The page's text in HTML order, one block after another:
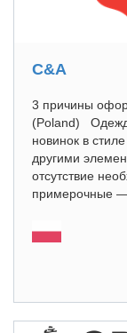
C&A
3 причины
(Poland)
новинок в
другими
отсутствие
примерочные —